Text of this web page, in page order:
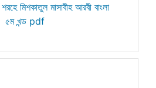
মিশকাতুল মাসাবীহ আরবী বাংলা
৫ম খন্ড pdf